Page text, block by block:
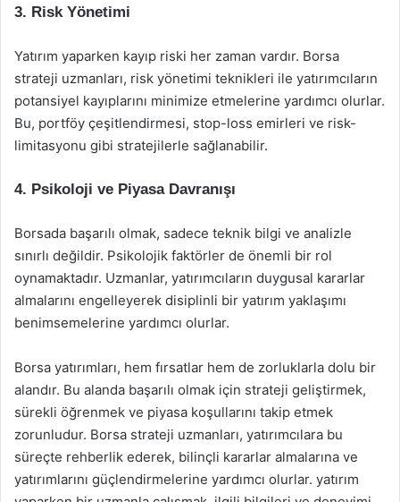
3. Risk Yönetimi
Yatırım yaparken kayıp riski her zaman vardır. Borsa
strateji uzmanları, risk yönetimi teknikleri ile yatırımcıların
potansiyel kayıplarını minimize etmelerine yardımcı olurlar.
Bu, portföy çeşitlendirmesi, stop-loss emirleri ve risk-
limitasyonu gibi stratejilerle sağlanabilir.
4. Psikoloji ve Piyasa Davranışı
Borsada başarılı olmak, sadece teknik bilgi ve analizle
sınırlı değildir. Psikolojik faktörler de önemli bir rol
oynamaktadır. Uzmanlar, yatırımcıların duygusal kararlar
almalarını engelleyerek disiplinli bir yatırım yaklaşımı
benimsemelerine yardımcı olurlar.
Borsa yatırımları, hem fırsatlar hem de zorluklarla dolu bir
alandır. Bu alanda başarılı olmak için strateji geliştirmek,
sürekli öğrenmek ve piyasa koşullarını takip etmek
zorunludur. Borsa strateji uzmanları, yatırımcılara bu
süreçte rehberlik ederek, bilinçli kararlar almalarına ve
yatırımlarını güçlendirmelerine yardımcı olurlar. yatırım